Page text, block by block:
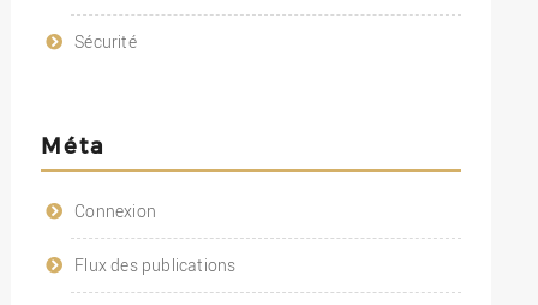
Sécurité
Méta
Connexion
Flux des publications